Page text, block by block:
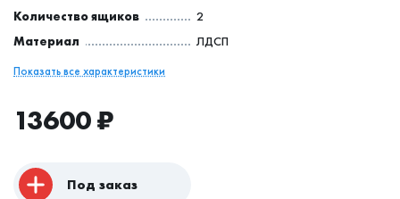
Количество ящиков
2
Материал
ЛДСП
Показать все характеристики
13600₽
Под заказ